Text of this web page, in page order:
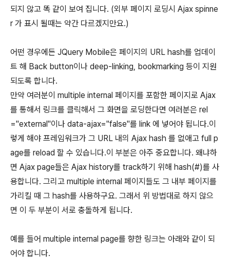
되지 않고 똑 같이 보여 집니다. (외부 페이지 로딩시 Ajax spinne
r 가 표시 될때는 약간 다르겠지만요.)
어떤 경우에든 JQuery Mobile은 페이지의 URL hash를 업데이
트 해 Back button이나 deep-linking, bookmarking 등이 지원
되도록 합니다.
만약 여러분이 multiple internal 페이지를 포함한 페이지로 Ajax
를 통해서 링크를 클릭해서 그 화면을 로딩한다면 여러분은 rel
="external"이나 data-ajax="false"를 link 에 넣어야 됩니다.이
렇게 해야 프레임워크가 그 URL 내의 Ajax hash 를 없애고 full p
age를 reload 할 수 있습니다.이 부분은 아주 중요합니다. 왜냐하
면 Ajax page들은 Ajax history를 track하기 위해 hash(#)를 사
용합니다. 그리고 multiple internal 페이지들도 그 내부 페이지를
가리킬 때 그 hash를 사용하구요. 그래서 위 방법대로 하지 않으
면 이 두 부분이 서로 충돌하게 됩니다.
예를 들어 multiple internal page를 향한 링크는 아래와 같이 되
어야 합니다.